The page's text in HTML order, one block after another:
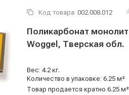
Код товара: 002.008.012
Поликарбонат
Woggel, Тверская обл.
Вес: 4.2 кг.
Количество в упаковке: 6.25 м²
Товар продается кратно 6.25